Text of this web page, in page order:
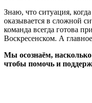
Знаю, что ситуация,
оказывается в сложной
команда всегда готова
Воскресенском. А
Мы осознаём,
чтобы помочь и